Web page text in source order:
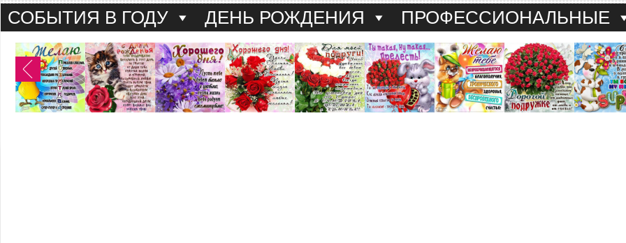
СОБЫТИЯ В ГОДУ ДЕНЬ РОЖДЕНИЯ ПРОФЕССИОНАЛЬНЫЕ